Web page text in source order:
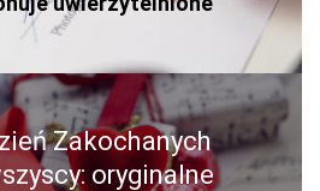
Zakochanych
oryginalne